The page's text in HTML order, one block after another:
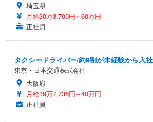
埼玉県
月給30万3,700円～60万円
正社員
タクシードライバー/約9割が未経験から入社
東京・日本交通株式会社
大阪府
月給19万7,736円～40万円
正社員